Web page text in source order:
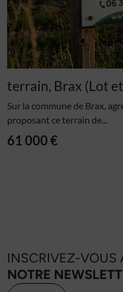
terrain, Brax (Lot
Sur la commune de Brax,
proposant ce terrain de...
61 000 €
INSCRIVEZ-VOUS
NOTRE